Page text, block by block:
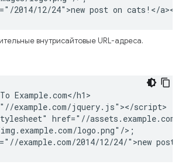
2014/12/24">new post on cats!</a></
внутрисайтовые URL-адреса.
Example.com</h1>
example.com/jquery.js"></script>
href="//
logo.png"/>;
example.com/2014/12/24/">new post